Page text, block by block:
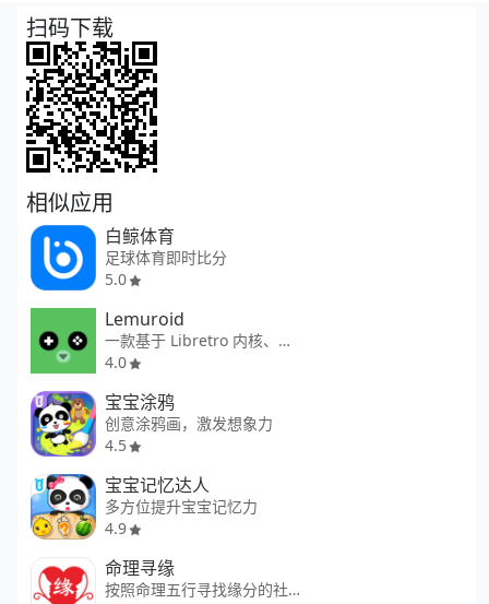
扫码下载
相似应用
白鲸体育
足球体育即时比分
5.0
Lemuroid
一款基于 Libretro 内核、集成多种经典主机的开源安卓游戏模拟器
4.0
宝宝涂鸦
创意涂鸦画，激发想象力
4.5
宝宝记忆达人
多方位提升宝宝记忆力
4.9
命理寻缘
按照命理五行寻找缘分的社交平台